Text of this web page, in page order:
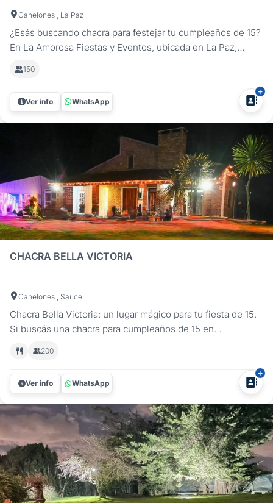
Canelones , La Paz
¿Esás buscando chacra para festejar tu cumpleaños de 15?
En La Amorosa Fiestas y Eventos, ubicada en La Paz,
Nuestro emprendimiento familiar está diseñado para
satisfacer todas tus expectativas, siendo el lugar perfecto
para fiestas de...
150
Ver info WhatsApp
CHACRA BELLA VICTORIA
Canelones , Sauce
Chacra Bella Victoria: un lugar mágico para tu fiesta de 15.
Si buscás una chacra para cumpleaños de 15 en
entorno natural y exclusivo para celebrar este día especial.
Ubicada en Sauce, a solo 30 minutos de Montevideo,
cuenta con amplios...
200
Ver info WhatsApp